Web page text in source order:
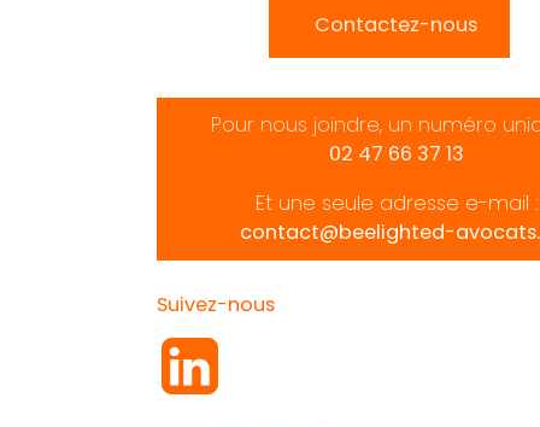
Contactez-nous
Pour nous joindre, un numéro
02 47 66 37 13
Et une seule adresse e-mail :
contact@beelighted-
Suivez-nous